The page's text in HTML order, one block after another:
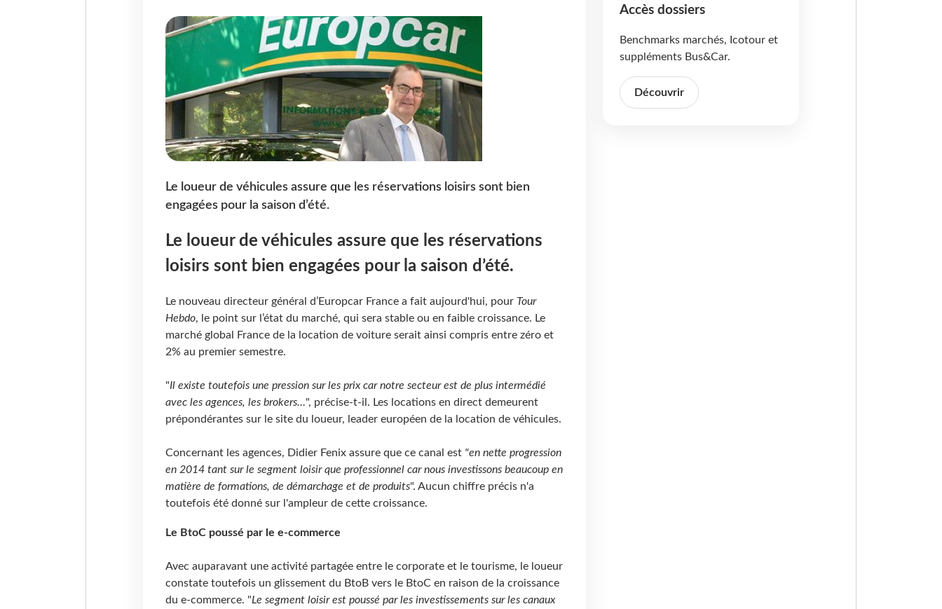
Le loueur de véhicules assure que les réservations loisirs sont bien
engagées pour la saison d’été.
Le loueur de véhicules assure que les réservations
loisirs sont bien engagées pour la saison d’été.
Le nouveau directeur général d’Europcar France a fait aujourd'hui, pour Tour
Hebdo, le point sur l’état du marché, qui sera stable ou en faible croissance. Le
marché global France de la location de voiture serait ainsi compris entre zéro et
2% au premier semestre.
"Il existe toutefois une pression sur les prix car notre secteur est de plus intermédié
avec les agences, les brokers…", précise-t-il. Les locations en direct demeurent
prépondérantes sur le site du loueur, leader européen de la location de véhicules.
Concernant les agences, Didier Fenix assure que ce canal est "en nette progression
en 2014 tant sur le segment loisir que professionnel car nous investissons beaucoup en
matière de formations, de démarchage et de produits". Aucun chiffre précis n'a
toutefois été donné sur l'ampleur de cette croissance.
Le BtoC poussé par le e-commerce
Avec auparavant une activité partagée entre le corporate et le tourisme, le loueur
constate toutefois un glissement du BtoB vers le BtoC en raison de la croissance
du e-commerce. "Le segment loisir est poussé par les investissements sur les canaux
Accès dossiers
Benchmarks marchés, Icotour et
suppléments Bus&Car.
Découvrir